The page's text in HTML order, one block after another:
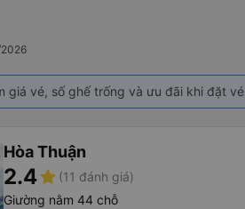
giá vé, số ghế trống và ưu đãi khi đặt vé
Hòa Thuận
2.4star (11 đánh giá)
Giường nằm 44 chỗ